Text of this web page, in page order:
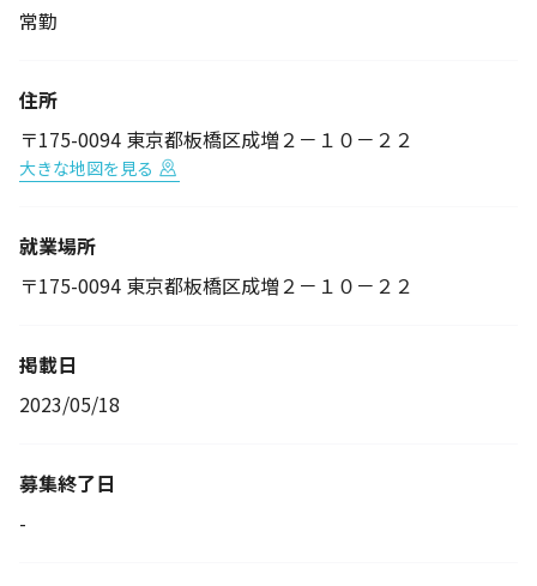
常勤
住所
〒175-0094 東京都板橋区成増２－１０－２２
大きな地図を見る
就業場所
〒175-0094 東京都板橋区成増２－１０－２２
掲載日
2023/05/18
募集終了日
-